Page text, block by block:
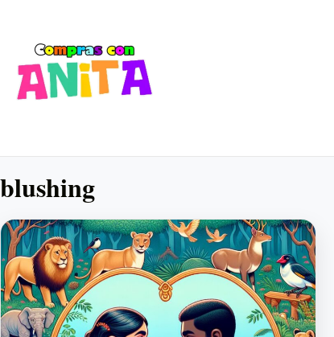
blushing